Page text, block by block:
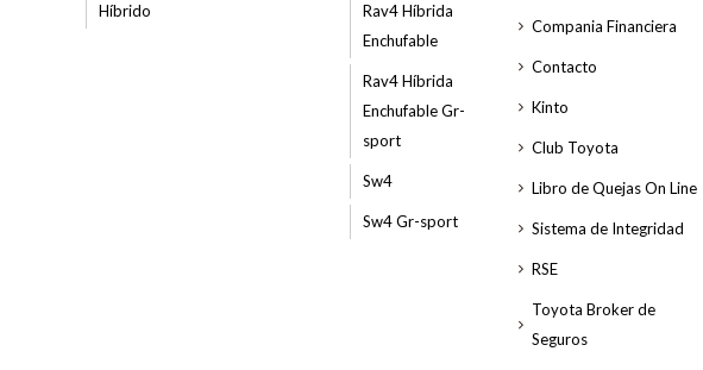
Híbrido
Rav4 Híbrida
Enchufable
Rav4 Híbrida
Enchufable Gr-
sport
Sw4
Sw4 Gr-sport
Compania Financiera
Contacto
Kinto
Club Toyota
Libro de Quejas On Line
Sistema de Integridad
RSE
Toyota Broker de
Seguros